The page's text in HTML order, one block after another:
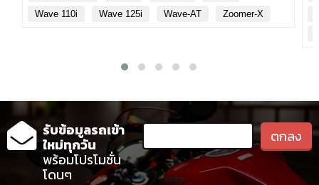
Wave 110i
Wave 125i Wave-AT Zoomer-X
รับข้อมูลรถเข้า
ใหม่ทุกวัน
พร้อมโปรโมชั่น
โดนๆ